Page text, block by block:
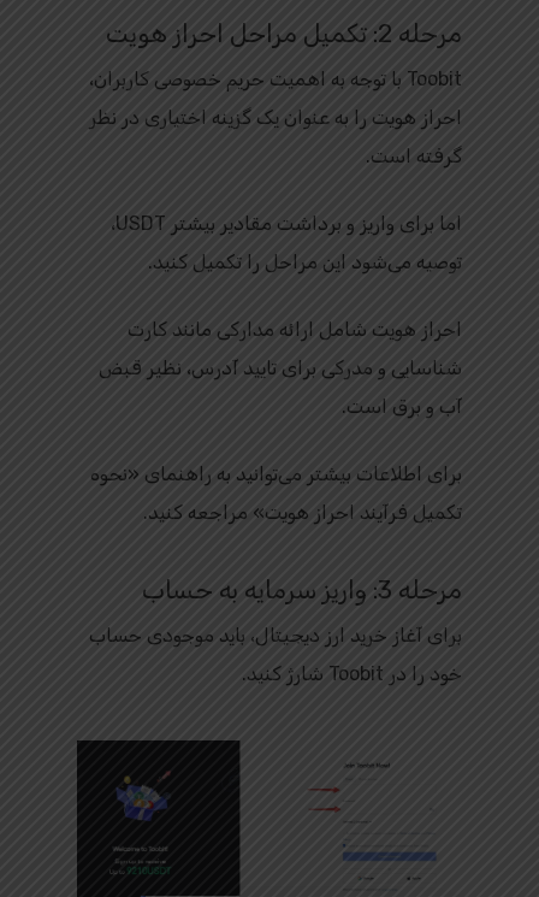
مرحله 2: تکمیل مراحل احراز هویت
Toobit با توجه به اهمیت حریم خصوصی کاربران،
احراز هویت را به عنوان یک گزینه اختیاری در نظر
گرفته است.
اما برای واریز و برداشت مقادیر بیشتر USDT،
توصیه می‌شود این مراحل را تکمیل کنید.
احراز هویت شامل ارائه مدارکی مانند کارت
شناسایی و مدرکی برای تایید آدرس، نظیر قبض
آب و برق است.
برای اطلاعات بیشتر می‌توانید به راهنمای «نحوه
تکمیل فرآیند احراز هویت» مراجعه کنید.
مرحله 3: واریز سرمایه به حساب
برای آغاز خرید ارز دیجیتال، باید موجودی حساب
خود را در Toobit شارژ کنید.